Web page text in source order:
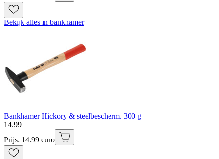
Bekijk alles in bankhamer
Bankhamer Hickory & steelbescherm. 300 g
14.99
Prijs: 14.99 euro